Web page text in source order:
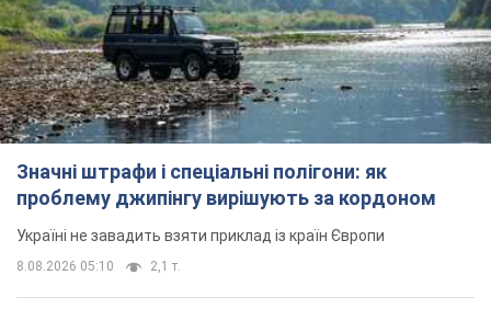
Значні штрафи і спеціальні полігони: як
проблему джипінгу вирішують за кордоном
Україні не завадить взяти приклад із країн Європи
8.08.2026 05:10 2,1 т.